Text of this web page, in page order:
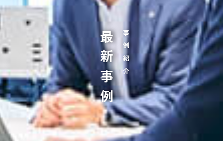
事例紹介
最新事例